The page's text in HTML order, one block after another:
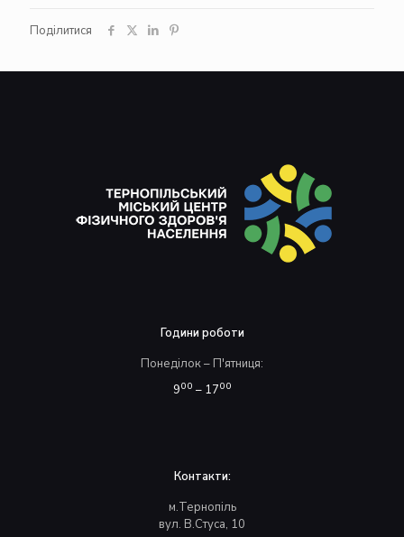
Поділитися
Години роботи
Понеділок – П'ятниця:
900 – 1700
Контакти:
м.Тернопіль
вул. В.Стуса, 10